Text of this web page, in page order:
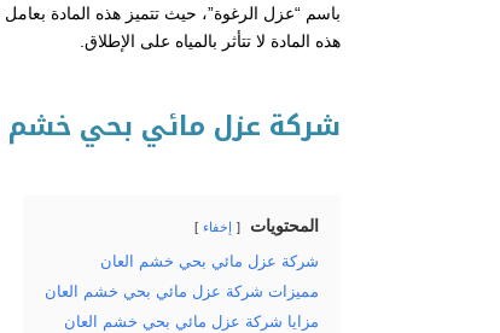
باسم “عزل الرغوة”، حيث تتميز هذه المادة
هذه المادة لا تتأثر بالمياه على الإطلاق.
شركة عزل مائي بحي خشم
المحتويات إخفاء
شركة عزل مائي بحي خشم العان
مميزات شركة عزل مائي بحي خشم العان
مزايا شركة عزل مائي بحي خشم العان